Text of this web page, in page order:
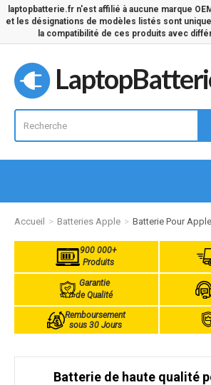
laptopbatterie.fr n'est affilié à aucune marque
et les désignations de modèles listés sont
la compatibilité de ces produits avec
Accueil Batteries Apple Batterie Pour
900 000+
Produits
Garantie
de Qualité
Remboursement
sous 30 Jours
Batterie de haute qualité